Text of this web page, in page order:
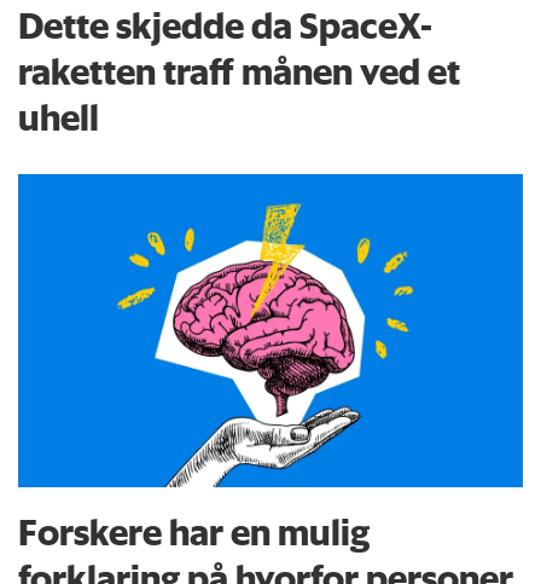
Dette skjedde da SpaceX-
raketten traff månen ved et
uhell
Forskere har en mulig